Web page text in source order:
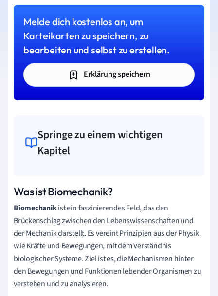
Melde dich kostenlos an, um
Karteikarten zu speichern, zu
bearbeiten und selbst zu erstellen.
Erklärung speichern
Springe zu einem wichtigen
Kapitel
Was ist Biomechanik?
Biomechanikist ein faszinierendes Feld, das den
Brückenschlag zwischen den Lebenswissenschaften und
der Mechanik darstellt. Es vereint Prinzipien aus der Physik,
wie Kräfte und Bewegungen, mit dem Verständnis
biologischer Systeme. Ziel ist es, die Mechanismen hinter
den Bewegungen und Funktionen lebender Organismen zu
verstehen und zu analysieren.